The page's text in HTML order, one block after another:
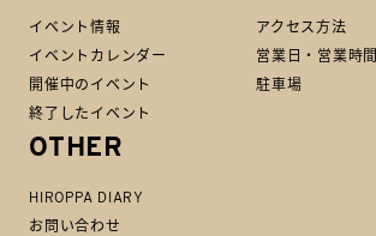
イベント情報
イベントカレンダー
開催中のイベント
終了したイベント
アクセス方法
営業日・営業時間
駐車場
OTHER
HIROPPA DIARY
お問い合わせ